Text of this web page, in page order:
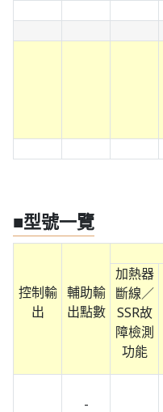
■型號一覽
控制輸
出
輔助輸
出點數
加熱器
斷線／
SSR故
障檢測
功能
-